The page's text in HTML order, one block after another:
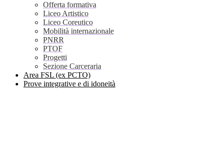
Offerta formativa
Liceo Artistico
Liceo Coreutico
Mobilità internazionale
PNRR
PTOF
Progetti
Sezione Carceraria
Area FSL (ex PCTO)
Prove integrative e di idoneità